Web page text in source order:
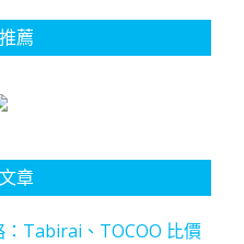
薦
章
Tabirai、TOCOO 比價